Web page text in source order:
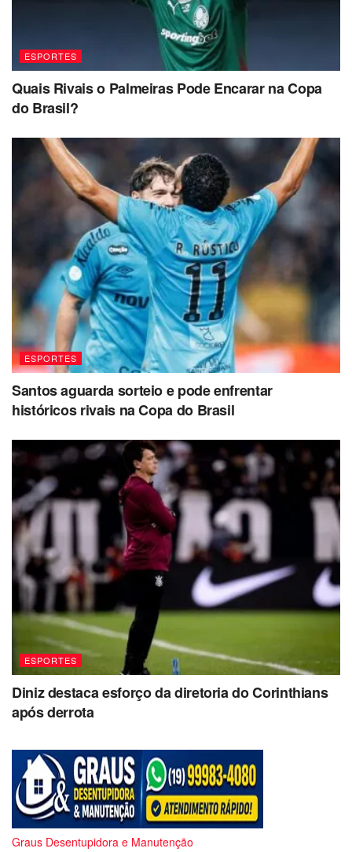
ESPORTES
Quais Rivais o Palmeiras Pode Encarar na Copa
do Brasil?
ESPORTES
Santos aguarda sorteio e pode enfrentar
históricos rivais na Copa do Brasil
ESPORTES
Diniz destaca esforço da diretoria do Corinthians
após derrota
Graus Desentupidora e Manutenção